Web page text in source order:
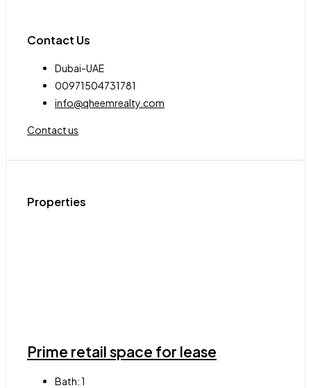
Contact Us
Dubai-UAE
00971504731781
info@qheemrealty.com
Contact us
Properties
Prime retail space for lease
Bath:1